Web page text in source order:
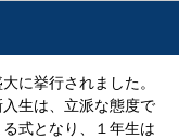
に挙行されました。
生は、立派な態度で
式となり、１年生は